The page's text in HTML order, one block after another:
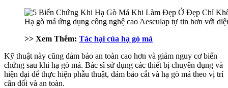
Hạ gò má ứng dụng công nghệ cao Aesculap tự tin hơn với
>> Xem Thêm: Tác hại của hạ gò má
Kỹ thuật này cũng đảm bảo an toàn cao hơn và giảm nguy cơ biến
chứng sau khi hạ gò má. Bác sĩ sử dụng các thiết bị chuyên dụng và
hiện đại để thực hiện phẫu thuật, đảm bảo cắt và hạ gò má theo vị trí
cân đối và an toàn.